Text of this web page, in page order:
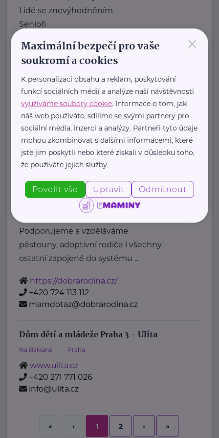
Lidé se znevýhodněním
Senioři
Lidé v nouzi
Jiná pomoc
Naše služby
Diakonie ČCE je ...
https://diakonie.cz/
+420 242 487 812
info@diakonie.cz
Dobrá rodina o.p.s.
Praha 1
Podporujeme a vzděláváme
pěstouny, adoptivní rodiče i všechny
ostatní zapojené do systému ...
https://dobrarodina.cz/
+420 724 113 112
mamdotaz@dobrarodina.cz
Dům dětí a mládeže Praha 3 - Ulita
Na Balkáně Praha
www.ulita.cz
+420 271 771 026
info@ulita.cz
« ‹ 1 2 › »
×
Maximální bezpečí pro vaše
soukromí a cookies
K personalizaci obsahu a reklam, poskytování
funkcí sociálních médií a analýze naší návštěvnosti
využíváme soubory cookie. Informace o tom, jak
náš web používáte, sdílíme se svými partnery pro
sociální média, inzerci a analýzy. Partneři tyto údaje
mohou zkombinovat s dalšími informacemi, které
jste jim poskytli nebo které získali v důsledku toho,
že používáte jejich služby.
Povolit vše Upravit Odmítnout